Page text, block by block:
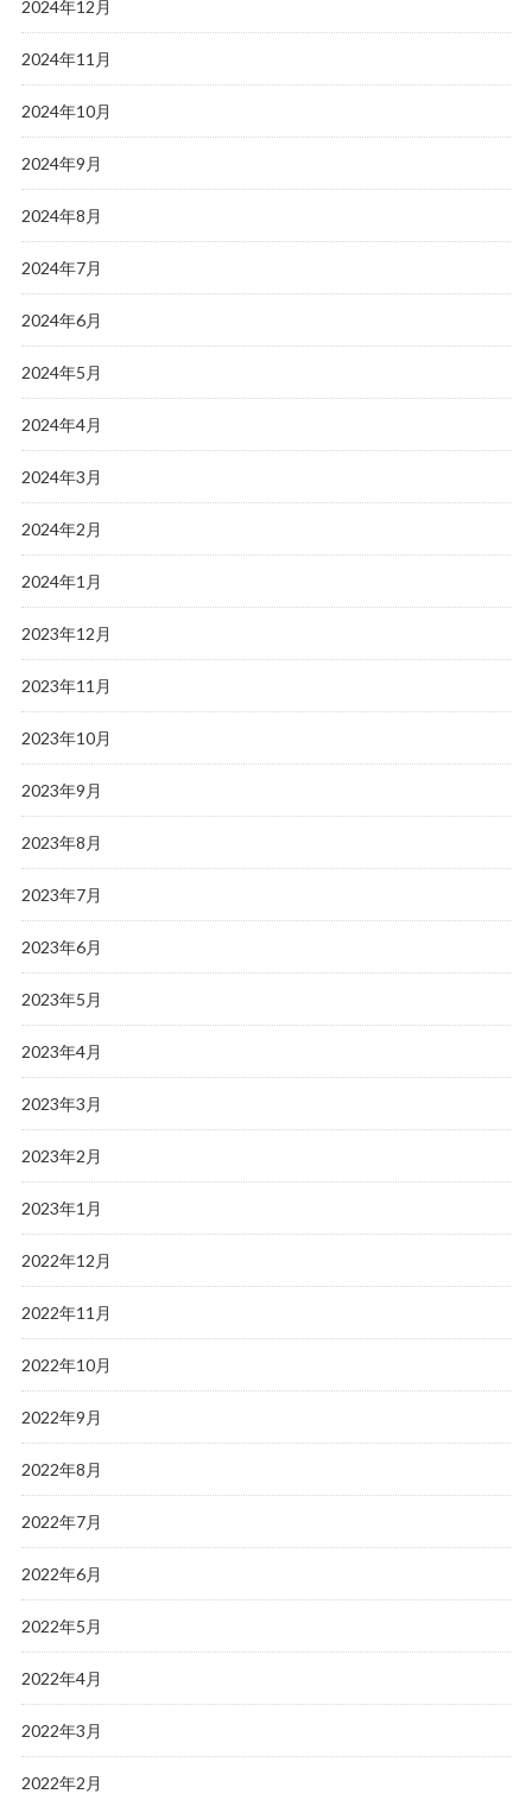
2024年12月
2024年11月
2024年10月
2024年9月
2024年8月
2024年7月
2024年6月
2024年5月
2024年4月
2024年3月
2024年2月
2024年1月
2023年12月
2023年11月
2023年10月
2023年9月
2023年8月
2023年7月
2023年6月
2023年5月
2023年4月
2023年3月
2023年2月
2023年1月
2022年12月
2022年11月
2022年10月
2022年9月
2022年8月
2022年7月
2022年6月
2022年5月
2022年4月
2022年3月
2022年2月